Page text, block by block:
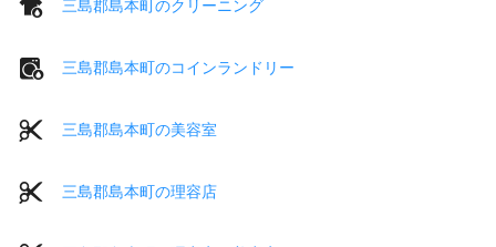
三島郡島本町のクリーニング
三島郡島本町のコインランドリー
三島郡島本町の美容室
三島郡島本町の理容店